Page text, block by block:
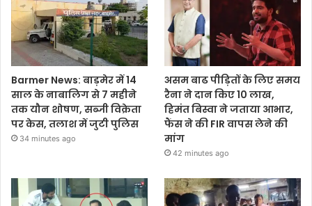
Barmer News: बाड़मेर में 14
साल के नाबालिग से 7 महीने
तक यौन शोषण, सब्जी विक्रेता
पर केस, तलाश में जुटी पुलिस
34 minutes ago
असम बाढ पीड़ितों के लिए समय
रैना ने दान किए 10 लाख,
हिमंत बिस्वा ने जताया आभार,
फैंस ने की FIR वापस लेने की
मांग
42 minutes ago